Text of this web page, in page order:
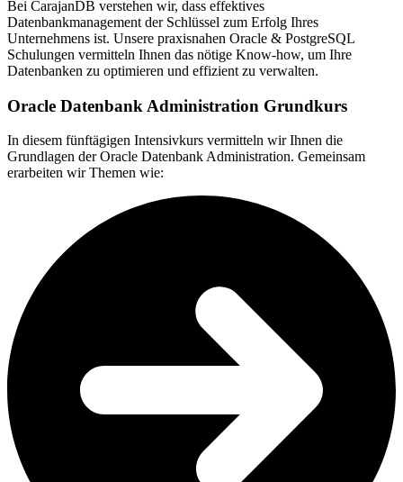
Bei CarajanDB verstehen wir, dass effektives
Datenbankmanagement der Schlüssel zum Erfolg Ihres
Unternehmens ist. Unsere praxisnahen Oracle & PostgreSQL
Schulungen vermitteln Ihnen das nötige Know-how, um Ihre
Datenbanken zu optimieren und effizient zu verwalten.
Oracle Datenbank Administration Grundkurs
In diesem fünftägigen Intensivkurs vermitteln wir Ihnen die
Grundlagen der Oracle Datenbank Administration. Gemeinsam
erarbeiten wir Themen wie: